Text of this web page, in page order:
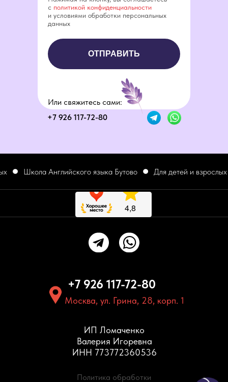
с политикой конфиденциальности
и условиями обработки персональных
данных
ОТПРАВИТЬ
Или свяжитесь сами:
+7 926 117-72-80
Школа Английского языка Бутово Для детей и взрослых
ИП Ломаченко
Валерия Игоревна
ИНН 773772360536
+7 926 117-72-80
Политика обработки
Москва, ул. Грина, 28, корп. 1